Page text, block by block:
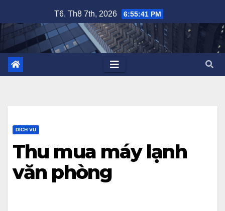
to
content
T6. Th8 7th, 2026 6:55:42 PM
DỊCH VỤ
Thu mua máy lạnh
văn phòng